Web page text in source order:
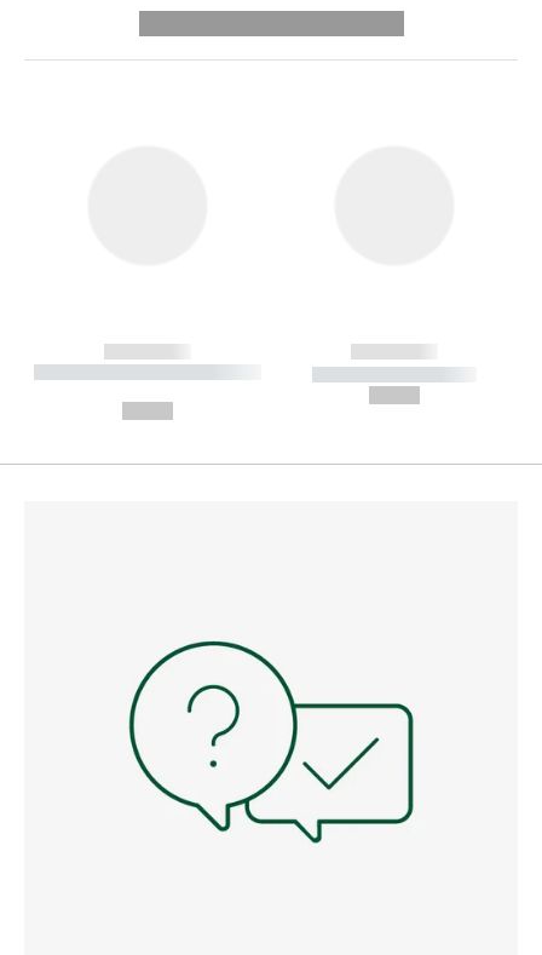
------------
----------- ----------- --------
------------
----------- -----------